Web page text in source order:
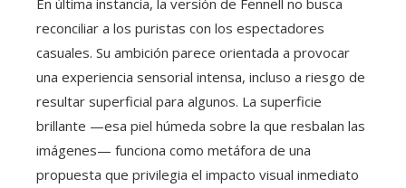
reconciliar a los puristas con los espectadores
casuales. Su ambición parece orientada a provocar
una experiencia sensorial intensa, incluso a riesgo de
resultar superficial para algunos. La superficie
brillante —esa piel húmeda sobre la que resbalan las
imágenes— funciona como metáfora de una
propuesta que privilegia el impacto visual inmediato